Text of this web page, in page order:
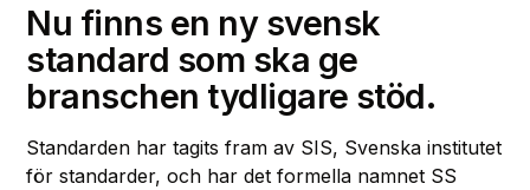
Nu finns en ny svensk
standard som ska ge
branschen tydligare stöd.
Standarden har tagits fram av SIS, Svenska institutet
för standarder, och har det formella namnet SS